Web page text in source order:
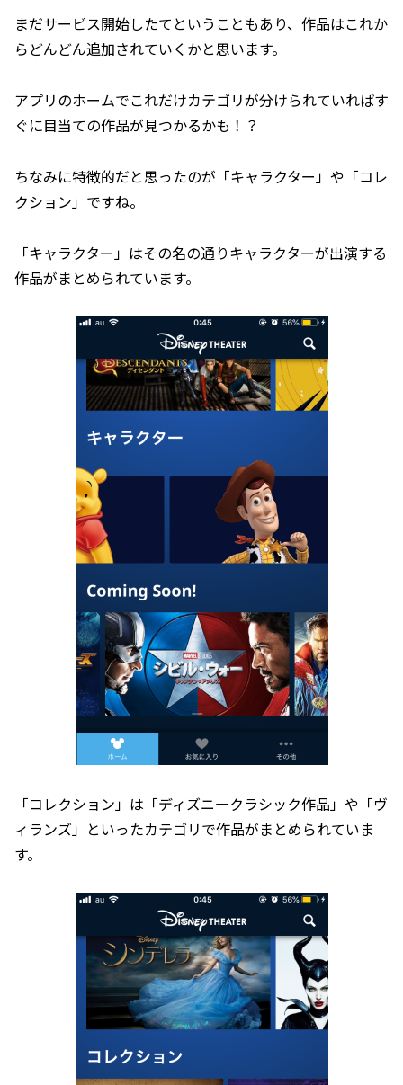
まだサービス開始したてということもあり、作品はこれか
らどんどん追加されていくかと思います。
アプリのホームでこれだけカテゴリが分けられていればす
ぐに目当ての作品が見つかるかも！？
ちなみに特徴的だと思ったのが「キャラクター」や「コレ
クション」ですね。
「キャラクター」はその名の通りキャラクターが出演する
作品がまとめられています。
「コレクション」は「ディズニークラシック作品」や「ヴ
ィランズ」といったカテゴリで作品がまとめられていま
す。